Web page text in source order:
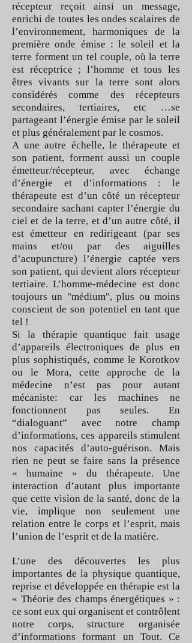
récepteur reçoit ainsi un message,
enrichi de toutes les ondes scalaires de
l’environnement, harmoniques de la
première onde émise : le soleil et la
terre forment un tel couple, où la terre
est réceptrice ; l’homme et tous les
êtres vivants sur la terre sont alors
considérés comme des récepteurs
secondaires, tertiaires, etc …se
partageant l’énergie émise par le soleil
et plus généralement par le cosmos.
A une autre échelle, le thérapeute et
son patient, forment aussi un couple
émetteur/récepteur, avec échange
d’énergie et d’informations : le
thérapeute est d’un côté un récepteur
secondaire sachant capter l’énergie du
ciel et de la terre, et d’un autre côté, il
est émetteur en redirigeant (par ses
mains et/ou par des aiguilles
d’acupuncture) l’énergie captée vers
son patient, qui devient alors récepteur
tertiaire. L’homme-médecine est donc
toujours un "médium", plus ou moins
conscient de son potentiel en tant que
tel !
Si la thérapie quantique fait usage
d’appareils électroniques de plus en
plus sophistiqués, comme le Korotkov
ou le Mora, cette approche de la
médecine n’est pas pour autant
mécaniste: car les machines ne
fonctionnent pas seules. En
“dialoguant” avec notre champ
d’informations, ces appareils stimulent
nos capacités d’auto-guérison. Mais
rien ne peut se faire sans la présence
« humaine » du thérapeute. Une
interaction d’autant plus importante
que cette vision de la santé, donc de la
vie, implique non seulement une
relation entre le corps et l’esprit, mais
l’union de l’esprit et de la matière.
L’une des découvertes les plus
importantes de la physique quantique,
reprise et développée en thérapie est la
« Théorie des champs énergétiques » :
ce sont eux qui organisent et contrôlent
notre corps, structure organisée
d’informations formant un Tout. Ce